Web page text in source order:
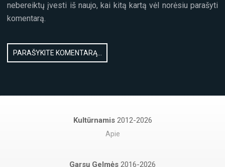
nebereiktų įvesti iš naujo, kai kitą kartą vėl norėsiu parašyti
komentarą.
Kultūrnamis 2012-2026
Apie
Garsų Gelmės 2016-2026